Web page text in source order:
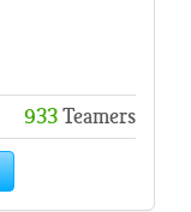
933Teamers